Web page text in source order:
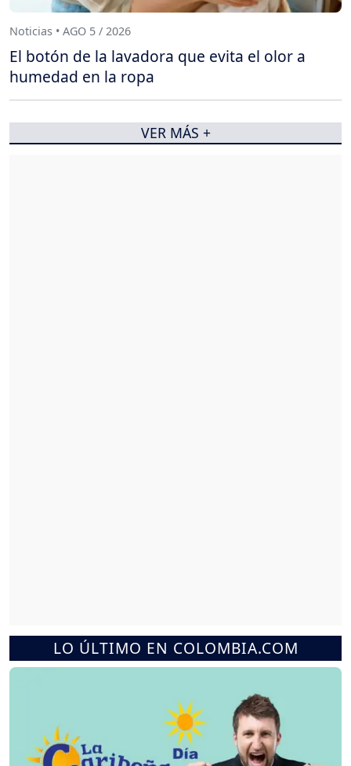
LO ÚLTIMO EN COLOMBIA.COM
Noticias • AGO 5 / 2026
El botón de la lavadora que evita el olor a
humedad en la ropa
VER MÁS +